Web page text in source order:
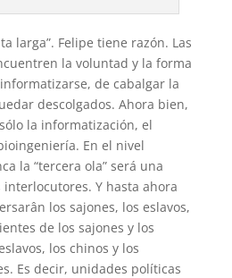
larga”. Felipe tiene razón. Las
la voluntad y la forma
de cabalgar la
descolgados. Ahora bien,
la informatización, el
En el nivel
la “tercera ola” será una
Y hasta ahora
los sajones, los eslavos,
de los sajones y los
los chinos y los
Es decir, unidades políticas